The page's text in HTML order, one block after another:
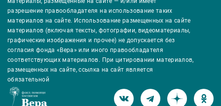
разрешение правообладателя на использование таких
материалов на сайте. Использование размещенных на сайте
материалов (включая тексты, фотографии, видеоматериалы,
графические изображения и прочее) не допускается без
согласия фонда «Вера» или иного правообладателя
соответствующих материалов. При цитировании материалов,
размещенных на сайте, ссылка на сайт является
обязательной